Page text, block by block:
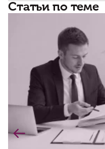
Статьи по теме